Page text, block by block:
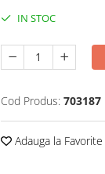
IN STOC
Cod Produs: 703187
Adauga la Favorite